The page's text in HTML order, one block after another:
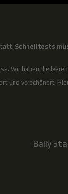
Schnelltests
Wir haben die
und verschönert.
Bally